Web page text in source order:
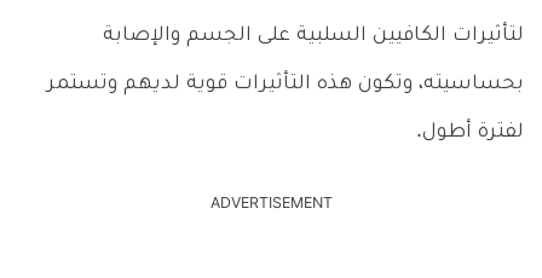
لتأثيرات الكافيين السلبية على الجسم والإصابة
بحساسيته، وتكون هذه التأثيرات قوية لديهم وتستمر
لفترة أطول.
ADVERTISEMENT